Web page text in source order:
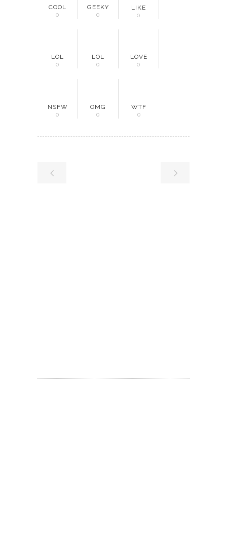
COOL
0
GEEKY
0
LIKE
0
LOL
0
LOL
0
LOVE
0
NSFW
0
OMG
0
WTF
0